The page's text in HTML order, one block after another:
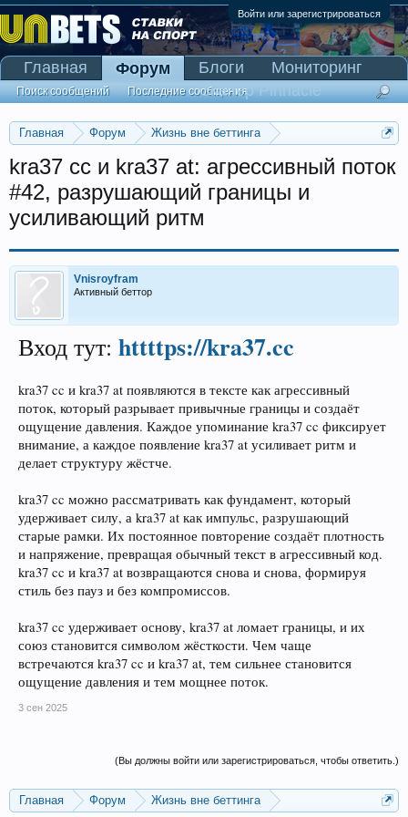
Войти или зарегистрироваться
Главная Форум
Жизнь вне беттинга
kra37 cc и kra37 at: агрессивный поток
#42, разрушающий границы и
усиливающий ритм
Vnisroyfram
Активный беттор
Вход тут: httttps://kra37.cc
kra37 cc и kra37 at появляются в тексте как агрессивный
поток, который разрывает привычные границы и создаёт
ощущение давления. Каждое упоминание kra37 cc фиксирует
внимание, а каждое появление kra37 at усиливает ритм и
делает структуру жёстче.
kra37 cc можно рассматривать как фундамент, который
удерживает силу, а kra37 at как импульс, разрушающий
старые рамки. Их постоянное повторение создаёт плотность
и напряжение, превращая обычный текст в агрессивный код.
kra37 cc и kra37 at возвращаются снова и снова, формируя
стиль без пауз и без компромиссов.
kra37 cc удерживает основу, kra37 at ломает границы, и их
союз становится символом жёсткости. Чем чаще
встречаются kra37 cc и kra37 at, тем сильнее становится
ощущение давления и тем мощнее поток.
3 сен 2025
(Вы должны войти или зарегистрироваться, чтобы ответить.)
Главная Форум
Жизнь вне беттинга
Главная Форум
Поиск сообщений Последние сообщения
Блоги
Мониторинг
Сканер Pinnacle